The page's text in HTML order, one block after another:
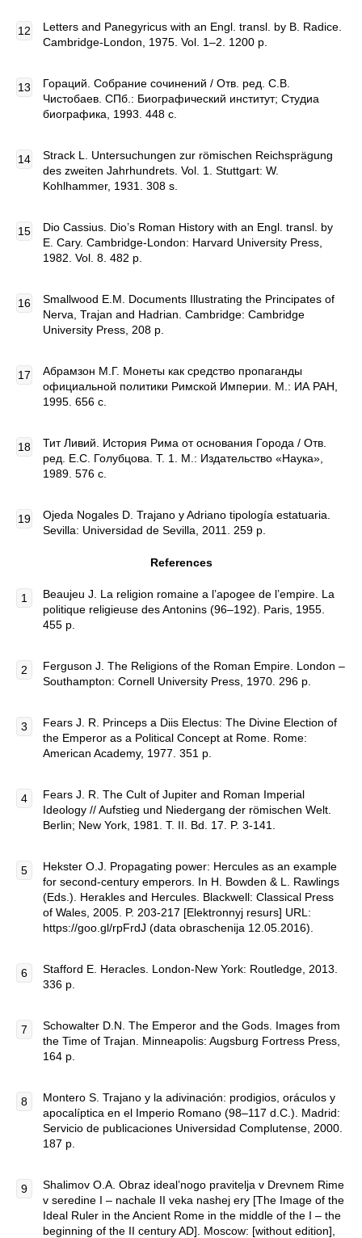
Letters and Panegyricus with an Engl. transl. by B. Radice.
Cambridge-London, 1975. Vol. 1–2. 1200 p.
Гораций. Собрание сочинений / Отв. ред. С.В.
Чистобаев. СПб.: Биографический институт; Студиа
биографика, 1993. 448 с.
Strack L. Untersuchungen zur römischen Reichsprägung
des zweiten Jahrhundrets. Vol. 1. Stuttgart: W.
Kohlhammer, 1931. 308 s.
Dio Cassius. Dio’s Roman History with an Engl. transl. by
E. Cary. Cambridge-London: Harvard University Press,
1982. Vol. 8. 482 p.
Smallwood E.M. Documents Illustrating the Principates of
Nerva, Trajan and Hadrian. Cambridge: Cambridge
University Press, 208 p.
Абрамзон М.Г. Монеты как средство пропаганды
официальной политики Римской Империи. М.: ИА РАН,
1995. 656 с.
Тит Ливий. История Рима от основания Города / Отв.
ред. Е.С. Голубцова. Т. 1. М.: Издательство «Наука»,
1989. 576 с.
Ojeda Nogales D. Trajano y Adriano tipología estatuaria.
Sevilla: Universidad de Sevilla, 2011. 259 p.
References
Beaujeu J. La religion romaine a l’apogee de l’empire. La
politique religieuse des Antonins (96–192). Paris, 1955.
455 p.
Ferguson J. The Religions of the Roman Empire. London –
Southampton: Cornell University Press, 1970. 296 p.
Fears J. R. Princeps a Diis Electus: The Divine Election of
the Emperor as a Political Concept at Rome. Rome:
American Academy, 1977. 351 p.
Fears J. R. The Cult of Jupiter and Roman Imperial
Ideology // Aufstieg und Niedergang der römischen Welt.
Berlin; New York, 1981. T. II. Bd. 17. P. 3-141.
Hekster O.J. Propagating power: Hercules as an example
for second-century emperors. In H. Bowden & L. Rawlings
(Eds.). Herakles and Hercules. Blackwell: Classical Press
of Wales, 2005. P. 203-217 [Elektronnyj resurs] URL:
https://goo.gl/rpFrdJ (data obraschenija 12.05.2016).
Stafford E. Heracles. London-New York: Routledge, 2013.
336 p.
Schowalter D.N. The Emperor and the Gods. Images from
the Time of Trajan. Minneapolis: Augsburg Fortress Press,
164 p.
Montero S. Trajano y la adivinación: prodigios, oráculos y
apocalíptica en el Imperio Romano (98–117 d.C.). Madrid:
Servicio de publicaciones Universidad Complutense, 2000.
187 p.
Shalimov O.A. Obraz ideal’nogo pravitelja v Drevnem Rime
v seredine I – nachale II veka nashej ery [The Image of the
Ideal Ruler in the Ancient Rome in the middle of the I – the
beginning of the II century AD]. Мoscow: [without edition],